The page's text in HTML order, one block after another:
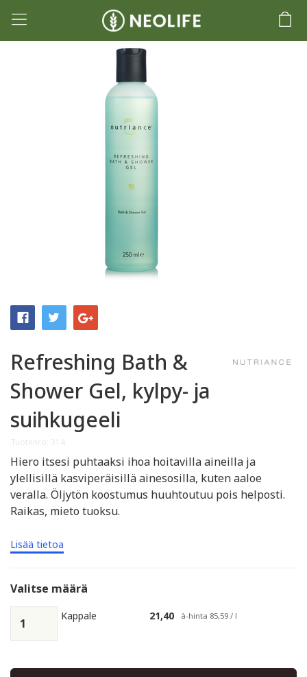
Refreshing Bath &
Shower Gel, kylpy- ja
suihkugeeli
Hiero itsesi puhtaaksi ihoa hoitavilla aineilla ja
ylellisillä kasviperäisillä ainesosilla, kuten aaloe
veralla. Öljytön koostumus huuhtoutuu pois helposti.
Raikas, mieto tuoksu.
Lisää tietoa
Valitse määrä
Kappale 21,40 à-hinta 85,59 / l